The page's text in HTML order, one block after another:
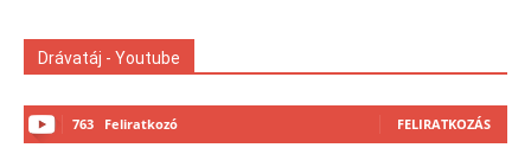
Drávatáj - Youtube
763 Feliratkozó FELIRATKOZÁS